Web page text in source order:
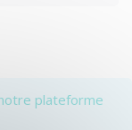
plateforme